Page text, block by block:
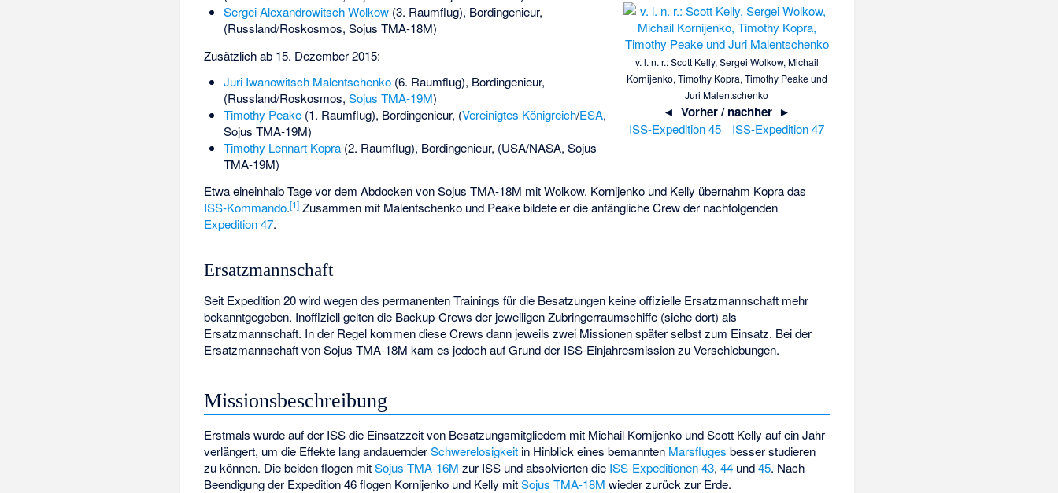
v. l. n. r.: Scott Kelly, Sergei Wolkow, Michail
Kornijenko, Timothy Kopra, Timothy Peake und
Juri Malentschenko
◄ Vorher / nachher ►
ISS-Expedition 45 ISS-Expedition 47
Sergei Alexandrowitsch Wolkow(3. Raumflug), Bordingenieur,
(Russland/Roskosmos, Sojus TMA-18M)
Zusätzlich ab 15. Dezember 2015:
Juri Iwanowitsch Malentschenko(6. Raumflug), Bordingenieur,
(Russland/Roskosmos, Sojus TMA-19M)
Timothy Peake(1. Raumflug), Bordingenieur, (Vereinigtes Königreich/ESA,
Sojus TMA-19M)
Timothy Lennart Kopra(2. Raumflug), Bordingenieur, (USA/NASA, Sojus
TMA-19M)
Etwa eineinhalb Tage vor dem Abdocken von Sojus TMA-18M mit Wolkow, Kornijenko und Kelly übernahm Kopra das
ISS-Kommando.[1] Zusammen mit Malentschenko und Peake bildete er die anfängliche Crew der nachfolgenden
Expedition 47.
Ersatzmannschaft
Seit Expedition 20 wird wegen des permanenten Trainings für die Besatzungen keine offizielle Ersatzmannschaft mehr
bekanntgegeben. Inoffiziell gelten die Backup-Crews der jeweiligen Zubringerraumschiffe (siehe dort) als
Ersatzmannschaft. In der Regel kommen diese Crews dann jeweils zwei Missionen später selbst zum Einsatz. Bei der
Ersatzmannschaft von Sojus TMA-18M kam es jedoch auf Grund der ISS-Einjahresmission zu Verschiebungen.
Missionsbeschreibung
Erstmals wurde auf der ISS die Einsatzzeit von Besatzungsmitgliedern mit Michail Kornijenko und Scott Kelly auf ein Jahr
verlängert, um die Effekte lang andauernderSchwerelosigkeit in Hinblick eines bemannten Marsfluges besser studieren
zu können. Die beiden flogen mitSojus TMA-16M zur ISS und absolvierten die ISS-Expeditionen 43,44 und45. Nach
Beendigung der Expedition 46 flogen Kornijenko und Kelly mitSojus TMA-18M wieder zurück zur Erde.